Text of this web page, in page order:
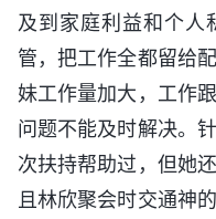
及到家庭利益和个人
管，把工作全都留给
妹工作量加大，工作
问题不能及时解决。
次扶持帮助过，但她
且林欣聚会时交通神